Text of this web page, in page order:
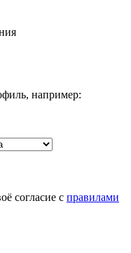
например:
согласие с правилами